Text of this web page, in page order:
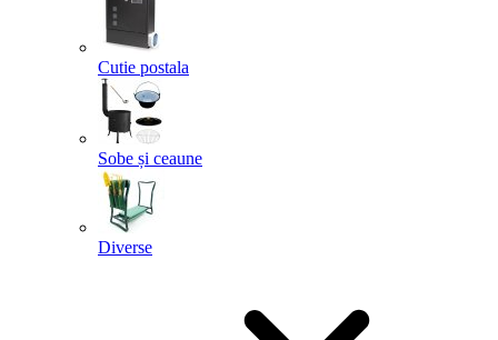
Cutie postala
Sobe și ceaune
Diverse